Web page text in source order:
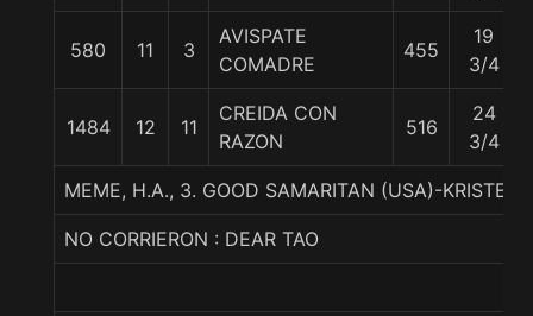
580 11 3
AVISPATE
COMADRE
455
19
3/4
1484 12 11
CREIDA CON
RAZON
516
24
3/4
MEME, H.A., 3. GOOD SAMARITAN (USA)-
NO CORRIERON : DEAR TAO